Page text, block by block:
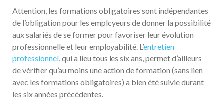
Attention, les formations obligatoires sont indépendantes
de l’obligation pour les employeurs de donner la possibilité
aux salariés de se former pour favoriser leur évolution
professionnelle et leur employabilité. L’entretien
professionnel , qui a lieu tous les six ans, permet d’ailleurs
de vérifier qu’au moins une action de formation (sans lien
avec les formations obligatoires) a bien été suivie durant
les six années précédentes.